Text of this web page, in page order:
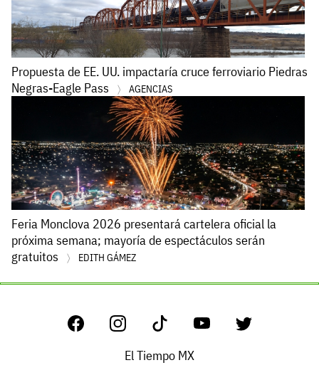
Propuesta de EE. UU. impactaría cruce ferroviario Piedras
Negras-Eagle Pass
AGENCIAS
Feria Monclova 2026 presentará cartelera oficial la
próxima semana; mayoría de espectáculos serán
gratuitos
EDITH GÁMEZ
El Tiempo MX